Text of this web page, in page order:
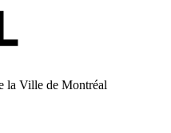
la Ville de Montréal